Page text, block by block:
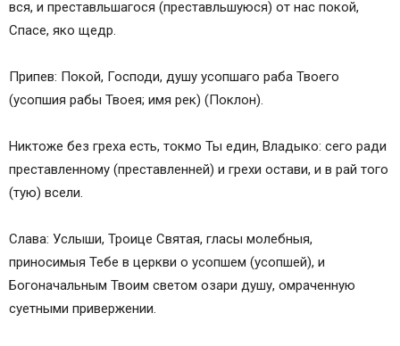
вся, и преставльшагося (преставльшуюся) от нас покой,
Спасе, яко щедр.
Припев: Покой, Господи, душу усопшаго раба Твоего
(усопшия рабы Твоея; имя рек) (Поклон).
Никтоже без греха есть, токмо Ты един, Владыко: сего ради
преставленному (преставленней) и грехи остави, и в рай того
(тую) всели.
Слава: Услыши, Троице Святая, гласы молебныя,
приносимыя Тебе в церкви о усопшем (усопшей), и
Богоначальным Твоим светом озари душу, омраченную
суетными привержении.